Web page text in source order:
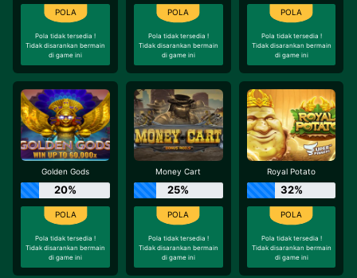
Pola tidak tersedia !
Tidak disarankan bermain
di game ini
Pola tidak tersedia !
Tidak disarankan bermain
di game ini
Pola tidak tersedia !
Tidak disarankan bermain
di game ini
Golden Gods
20%
Pola tidak tersedia !
Tidak disarankan bermain
di game ini
Money Cart
25%
Pola tidak tersedia !
Tidak disarankan bermain
di game ini
Royal Potato
32%
Pola tidak tersedia !
Tidak disarankan bermain
di game ini